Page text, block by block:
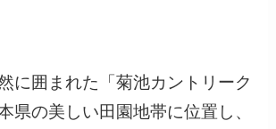
に囲まれた「菊池カントリーク
県の美しい田園地帯に位置し、